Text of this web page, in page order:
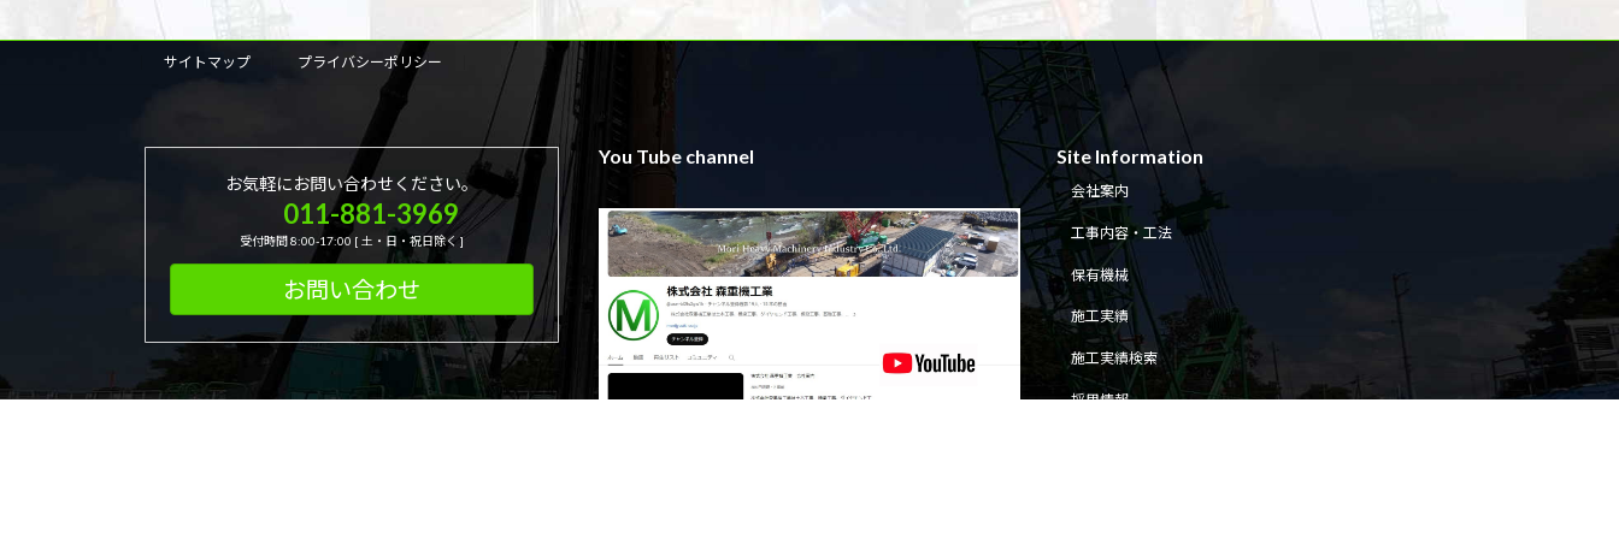
サイトマップ プライバシーポリシー
お気軽にお問い合わせください。
011-881-3969
受付時間 8:00-17:00 [ 土・日・祝日除く ]
お問い合わせ
You Tube channel Site Information
会社案内
工事内容・工法
保有機械
施工実績
施工実績検索
採用情報